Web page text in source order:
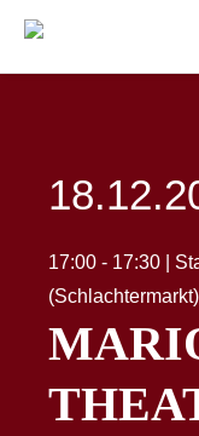
17:00 - 17:30 |
(Schlachtermarkt)